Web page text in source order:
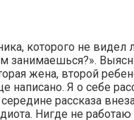
которого не видел
занимаешься?».
жена, второй
написано. Я о себе
рассказа
Нигде не работаю